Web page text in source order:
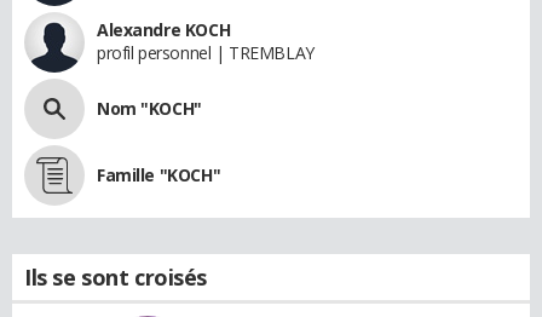
Alexandre KOCH
profil personnel | TREMBLAY
Nom "KOCH"
Famille "KOCH"
Ils se sont croisés